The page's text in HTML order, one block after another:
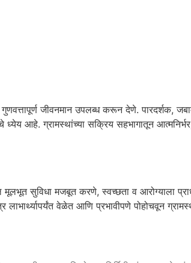
जीवनमान उपलब्ध करून देणे. पारदर्शक,
आहे. ग्रामस्थांच्या सक्रिय सहभागातून
सुविधा मजबूत करणे, स्वच्छता व आरोग्याला
वेळेत आणि प्रभावीपणे पोहोचवून